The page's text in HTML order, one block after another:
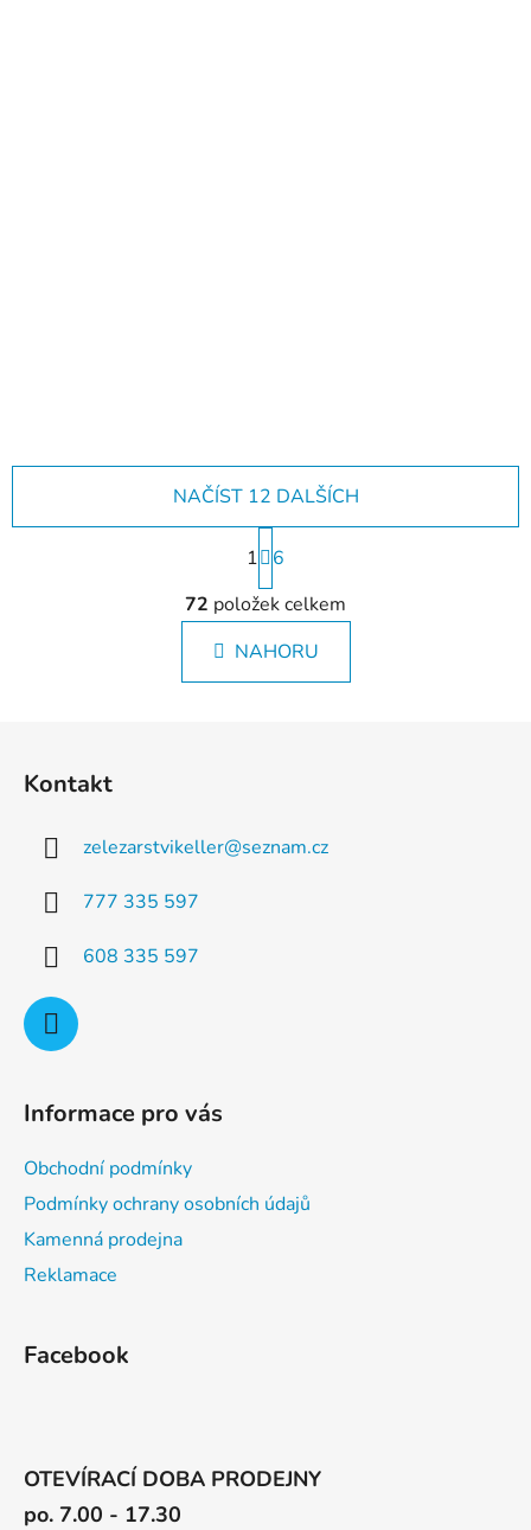
O
v
l
á
d
v
NAČÍST 12 DALŠÍCH
S
t
r
á
n
k
1
6
72 položek celkem
NAHORU
Kontakt
zelezarstvikeller@seznam.cz
777 335 597
608 335 597
Informace pro vás
Obchodní podmínky
Podmínky ochrany osobních údajů
Kamenná prodejna
Reklamace
Facebook
OTEVÍRACÍ DOBA PRODEJNY
po. 7.00 - 17.30